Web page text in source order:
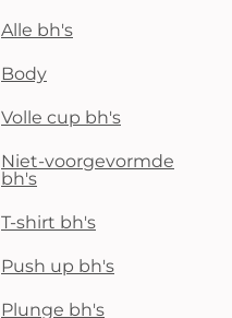
Alle bh's
Body
Volle cup bh's
Niet-voorgevormde
bh's
T-shirt bh's
Push up bh's
Plunge bh's